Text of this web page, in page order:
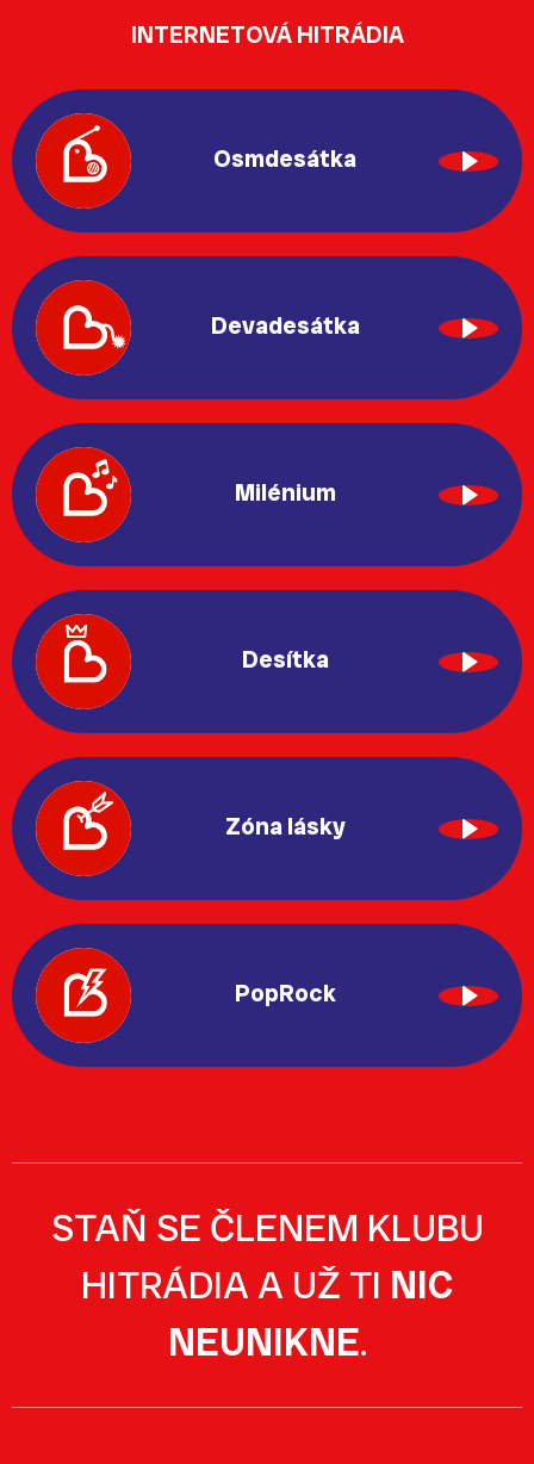
INTERNETOVÁ HITRÁDIA
Osmdesátka
Devadesátka
Milénium
Desítka
Zóna lásky
PopRock
STAŇ SE ČLENEM KLUBU
HITRÁDIA A UŽ TI NIC
NEUNIKNE.